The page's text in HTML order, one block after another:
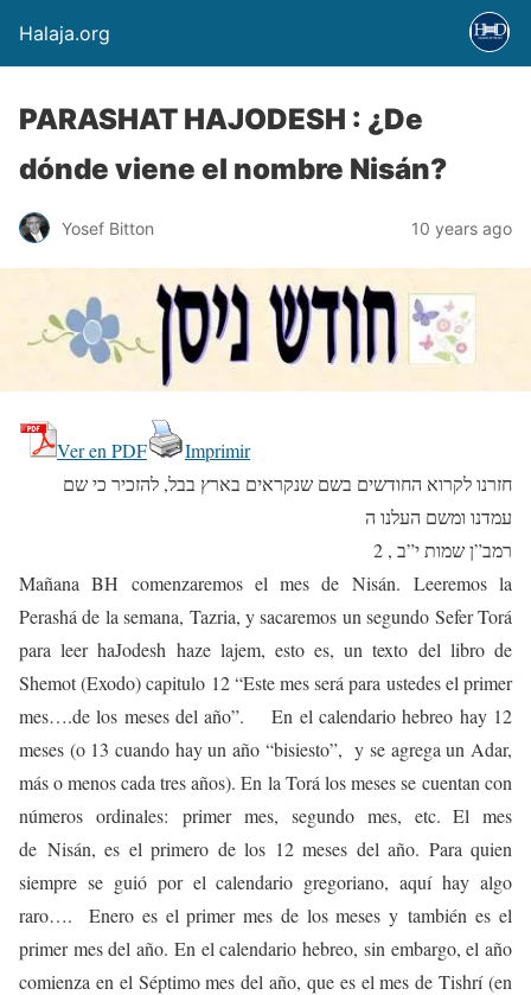
Halaja.org
PARASHAT HAJODESH : ¿De
dónde viene el nombre Nisán?
Yosef Bitton 10 years ago
Ver en PDF
Imprimir
חזרנו לקרוא החודשים בשם שנקראים בארץ בבל, להזכיר כי שם
עמדנו ומשם העלנו ה
רמב”ן שמות י”ב , 2
Mañana BH comenzaremos el mes de Nisán. Leeremos la
Perashá de la semana, Tazria, y sacaremos un segundo Sefer Torá
para leer haJodesh haze lajem, esto es, un texto del libro de
Shemot (Exodo) capitulo 12 “Este mes será para ustedes el primer
mes….de los meses del año”. En el calendario hebreo hay 12
meses (o 13 cuando hay un año “bisiesto”, y se agrega un Adar,
más o menos cada tres años). En la Torá los meses se cuentan con
números ordinales: primer mes, segundo mes, etc. El mes
de Nisán, es el primero de los 12 meses del año. Para quien
siempre se guió por el calendario gregoriano, aquí hay algo
raro…. Enero es el primer mes de los meses y también es el
primer mes del año. En el calendario hebreo, sin embargo, el año
comienza en el Séptimo mes del año, que es el mes de Tishrí (en